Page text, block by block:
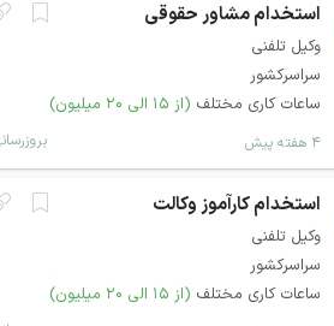
استخدام مشاور حقوقی
وکیل تلفنی
سراسرکشور
ساعات کاری مختلف (از ۱۵ الی ۲۰ میلیون)
۴ هفته پیش
استخدام کارآموز وکالت
وکیل تلفنی
سراسرکشور
ساعات کاری مختلف (از ۱۵ الی ۲۰ میلیون)